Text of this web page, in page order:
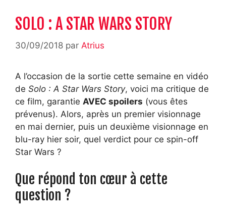
SOLO : A STAR WARS STORY
30/09/2018 par Atrius
A l’occasion de la sortie cette semaine en vidéo
de Solo : A Star Wars Story, voici ma critique de
ce film, garantie AVEC spoilers (vous êtes
prévenus). Alors, après un premier visionnage
en mai dernier, puis un deuxième visionnage en
blu-ray hier soir, quel verdict pour ce spin-off
Star Wars ?
Que répond ton cœur à cette
question ?